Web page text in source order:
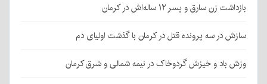
بازداشت زن سارق و پسر ۱۲ ساله‌اش در کرمان
سازش در سه پرونده قتل در کرمان با گذشت اولیای دم
وزش باد و خیزش گردوخاک در نیمه شمالی و شرق کرمان